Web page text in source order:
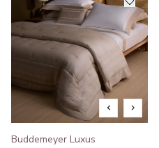
Buddemeyer Luxus